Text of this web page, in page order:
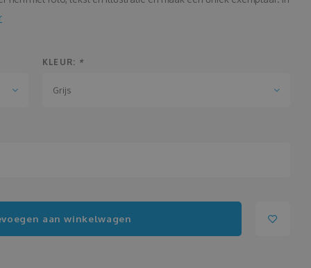
KLEUR: *
Grijs
aan winkelwagen